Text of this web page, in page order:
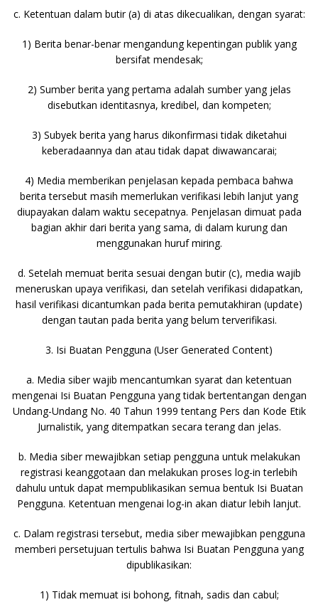
c. Ketentuan dalam butir (a) di atas dikecualikan, dengan syarat:
1) Berita benar-benar mengandung kepentingan publik yang
bersifat mendesak;
2) Sumber berita yang pertama adalah sumber yang jelas
disebutkan identitasnya, kredibel, dan kompeten;
3) Subyek berita yang harus dikonfirmasi tidak diketahui
keberadaannya dan atau tidak dapat diwawancarai;
4) Media memberikan penjelasan kepada pembaca bahwa
berita tersebut masih memerlukan verifikasi lebih lanjut yang
diupayakan dalam waktu secepatnya. Penjelasan dimuat pada
bagian akhir dari berita yang sama, di dalam kurung dan
menggunakan huruf miring.
d. Setelah memuat berita sesuai dengan butir (c), media wajib
meneruskan upaya verifikasi, dan setelah verifikasi didapatkan,
hasil verifikasi dicantumkan pada berita pemutakhiran (update)
dengan tautan pada berita yang belum terverifikasi.
3. Isi Buatan Pengguna (User Generated Content)
a. Media siber wajib mencantumkan syarat dan ketentuan
mengenai Isi Buatan Pengguna yang tidak bertentangan dengan
Undang-Undang No. 40 Tahun 1999 tentang Pers dan Kode Etik
Jurnalistik, yang ditempatkan secara terang dan jelas.
b. Media siber mewajibkan setiap pengguna untuk melakukan
registrasi keanggotaan dan melakukan proses log-in terlebih
dahulu untuk dapat mempublikasikan semua bentuk Isi Buatan
Pengguna. Ketentuan mengenai log-in akan diatur lebih lanjut.
c. Dalam registrasi tersebut, media siber mewajibkan pengguna
memberi persetujuan tertulis bahwa Isi Buatan Pengguna yang
dipublikasikan:
1) Tidak memuat isi bohong, fitnah, sadis dan cabul;